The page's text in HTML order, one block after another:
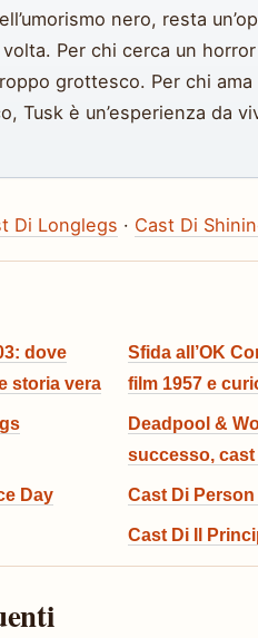
nero, resta
Per chi cerca un
grottesco. Per chi
Tusk è un’esperienza da
Di Longlegs · Cast Di
dove
storia vera
Sfida all’OK
film 1957 e
Deadpool &
successo,
Day Cast Di
Cast Di Il